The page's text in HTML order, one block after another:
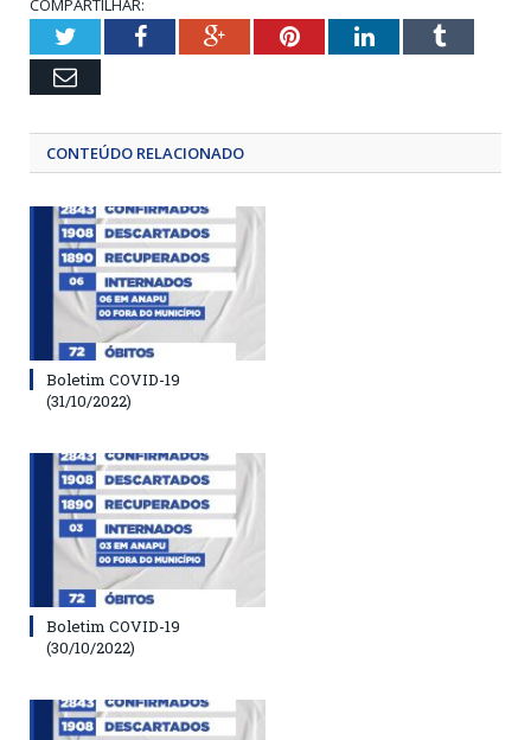
COMPARTILHAR:
TwitterFacebookGoogle+PinterestLinkedInTumblr
Email
CONTEÚDO RELACIONADO
Boletim COVID-19
(31/10/2022)
Boletim COVID-19
(30/10/2022)